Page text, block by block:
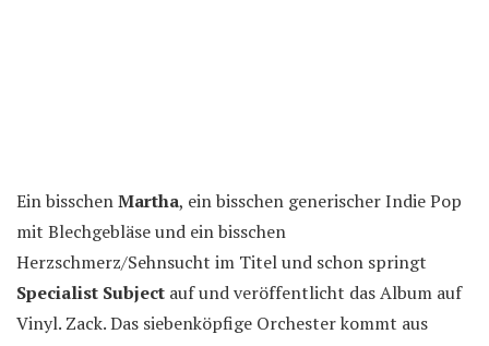
Ein bisschenMartha, ein bisschen generischer Indie Pop
mit Blechgebläse und ein bisschen
Herzschmerz/Sehnsucht im Titel und schon springt
Specialist Subject auf und veröffentlicht das Album auf
Vinyl. Zack. Das siebenköpfige Orchester kommt aus